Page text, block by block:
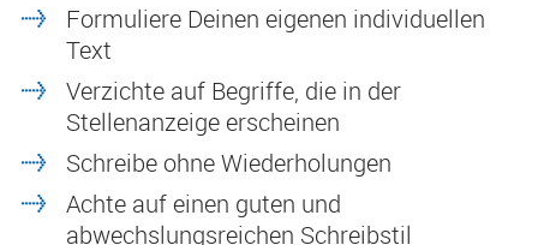
Formuliere Deinen eigenen individuellen
Text
Verzichte auf Begriffe, die in der
Stellenanzeige erscheinen
Schreibe ohne Wiederholungen
Achte auf einen guten und
abwechslungsreichen Schreibstil